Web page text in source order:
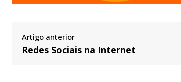
Artigo anterior
Redes Sociais na Internet